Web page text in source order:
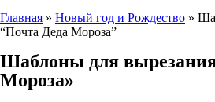
Главная » Новый год и Рождество »
“Почта Деда Мороза”
Шаблоны для
Мороза»